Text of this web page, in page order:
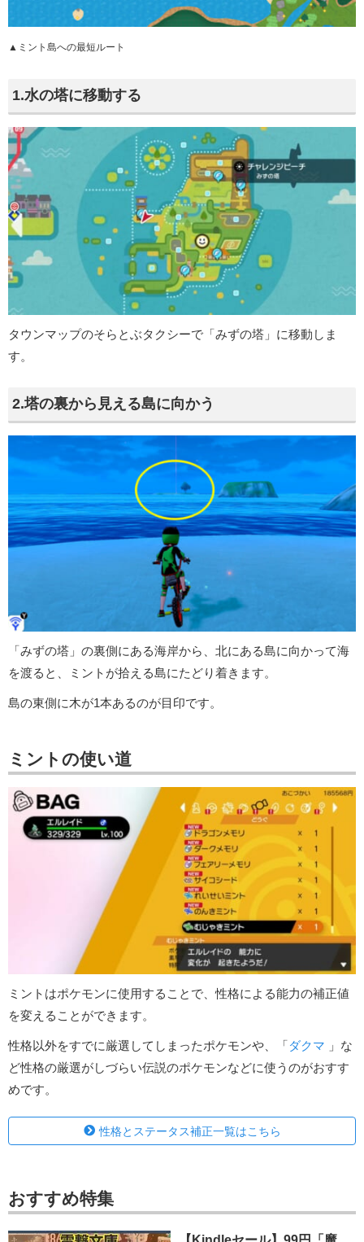
▲ミント島への最短ルート
1.水の塔に移動する
タウンマップのそらとぶタクシーで「みずの塔」に移動しま
す。
2.塔の裏から見える島に向かう
「みずの塔」の裏側にある海岸から、北にある島に向かって海
を渡ると、ミントが拾える島にたどり着きます。
島の東側に木が1本あるのが目印です。
ミントの使い道
ミントはポケモンに使用することで、性格による能力の補正値
を変えることができます。
性格以外をすでに厳選してしまったポケモンや、「ダクマ 」な
ど性格の厳選がしづらい伝説のポケモンなどに使うのがおすす
めです。
性格とステータス補正一覧はこちら
おすすめ特集